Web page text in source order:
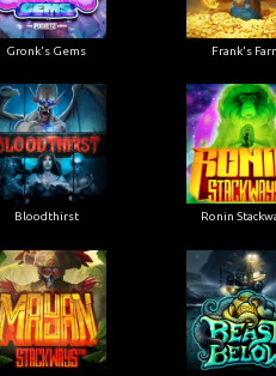
Gronk's Gems Frank's
Bloodthirst Ronin